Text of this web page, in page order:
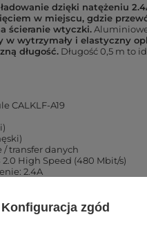
dzięki natężeniu
w miejscu, gdzie
ścieranie wtyczki.
w wytrzymały i elastyczny
długość. Długość 0,5 m to
CALKLF-A19
/ transfer danych
2.0 High Speed (480 Mbit/s)
2.4A
Konfiguracja zgód